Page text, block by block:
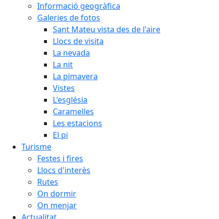
Informació geogràfica
Galeries de fotos
Sant Mateu vista des de l'aire
Llocs de visita
La nevada
La nit
La pimavera
Vistes
L'església
Caramelles
Les estacions
El pi
Turisme
Festes i fires
Llocs d'interès
Rutes
On dormir
On menjar